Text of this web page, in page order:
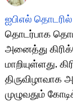
ஐபிஎல் தொடரில்
தொடர்பாக
அனைத்து
மாறியுள்ளது.
திருவிழாவாக
முழுவதும்